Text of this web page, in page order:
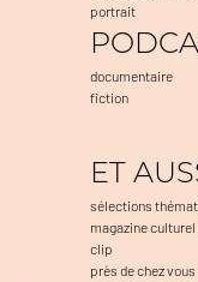
portrait
documentaire
fiction
ET
sélections
magazine culturel
clip
près de chez vous